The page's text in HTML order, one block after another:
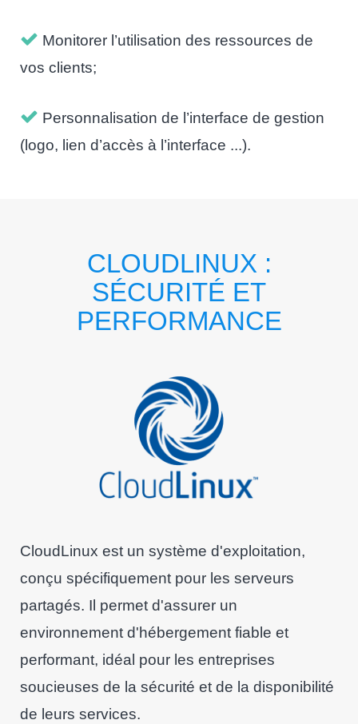
Monitorer l’utilisation des ressources de
vos clients;
Personnalisation de l’interface de gestion
(logo, lien d’accès à l’interface ...).
CLOUDLINUX :
SÉCURITÉ ET
PERFORMANCE
CloudLinux est un système d'exploitation,
conçu spécifiquement pour les serveurs
partagés. Il permet d'assurer un
environnement d'hébergement fiable et
performant, idéal pour les entreprises
soucieuses de la sécurité et de la disponibilité
de leurs services.